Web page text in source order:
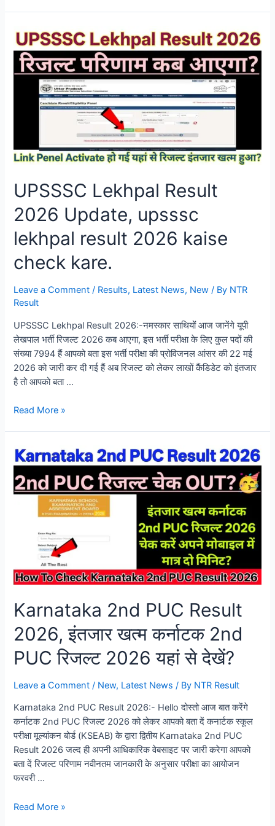
UPSSSC Lekhpal Result
2026 Update, upsssc
lekhpal result 2026 kaise
check kare.
Leave a Comment / Results, Latest News, New / By NTR
Result
UPSSSC Lekhpal Result 2026:-नमस्कार साथियों आज जानेंगे यूपी
लेखपाल भर्ती रिजल्ट 2026 कब आएगा, इस भर्ती परीक्षा के लिए कुल पदों की
संख्या 7994 हैं आपको बता इस भर्ती परीक्षा की प्रोविजनल आंसर की 22 मई
2026 को जारी कर दी गई हैं अब रिजल्ट को लेकर लाखों कैंडिडेट को इंतजार
है तो आपको बता …
Read More »
Karnataka 2nd PUC Result
2026, इंतजार खत्म कर्नाटक 2nd
PUC रिजल्ट 2026 यहां से देखें?
Leave a Comment / New, Latest News / By NTR Result
Karnataka 2nd PUC Result 2026:- Hello दोस्तो आज बात करेंगे
कर्नाटक 2nd PUC रिजल्ट 2026 को लेकर आपको बता दें कनार्टक स्कूल
परीक्षा मूल्यांकन बोर्ड (KSEAB) के द्वारा द्वितीय Karnataka 2nd PUC
Result 2026 जल्द ही अपनी आधिकारिक वेबसाइट पर जारी करेगा आपको
बता दें रिजल्ट परिणाम नवीनतम जानकारी के अनुसार परीक्षा का आयोजन
फरवरी …
Read More »